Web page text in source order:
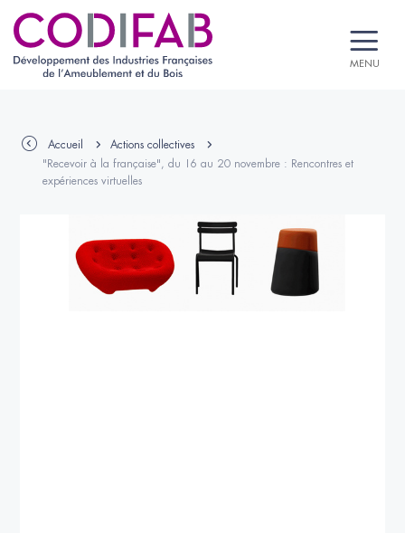
MENU
Accueil
Actions collectives
"Recevoir à la française", du 16 au 20 novembre : Rencontres et
expériences virtuelles